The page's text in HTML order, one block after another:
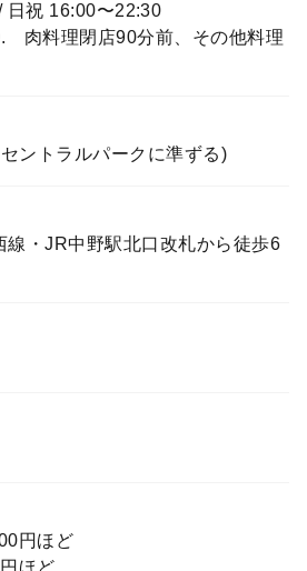
日祝 16:00〜22:30
肉料理閉店90分前、その他料理
ントラルパークに準ずる)
線・JR中野駅北口改札から徒歩6
円ほど
ほど